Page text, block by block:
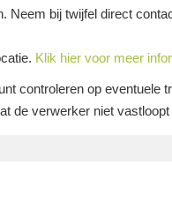
bij twijfel direct
Klik hier voor meer
controleren op
de verwerker niet vastloopt